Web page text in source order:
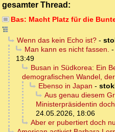
gesamter Thread:
Bas: Macht Platz für die
Wenn das kein Echo ist?-
Man kann es nicht fassen. -
13:49
Busan in Südkorea: Ein
demografischen Wandel,
Ebenso in Japan -
Aus genau diesem
Ministerpräsidentin
24.05.2026, 18:06
Aber er pubertiert doch